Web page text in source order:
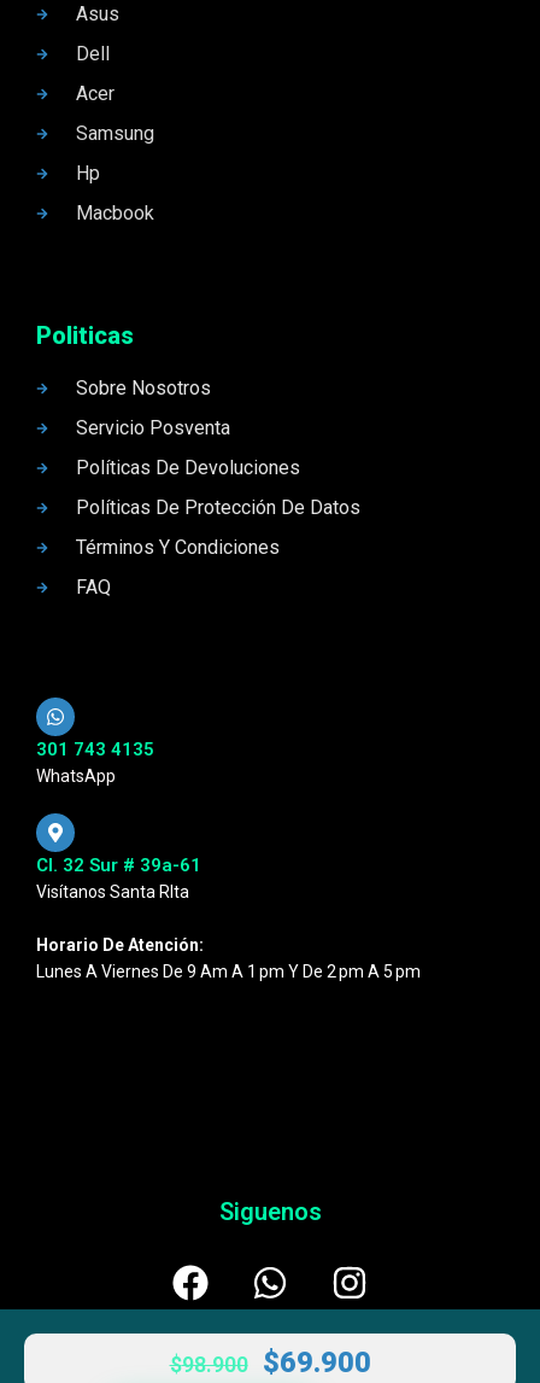
$98.900 $69.900
Asus
Dell
Acer
Samsung
Hp
Macbook
Politicas
Sobre Nosotros
Servicio Posventa
Políticas De Devoluciones
Políticas De Protección De Datos
Términos Y Condiciones
FAQ
301 743 4135
WhatsApp
Cl. 32 Sur # 39a-61
Visítanos Santa RIta
Horario De Atención:
Lunes A Viernes De 9 Am A 1 Pm Y De 2 Pm A 5 Pm
Siguenos